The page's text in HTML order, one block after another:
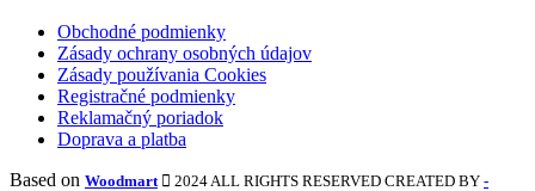
Obchodné podmienky
Zásady ochrany osobných údajov
Zásady používania Cookies
Registračné podmienky
Reklamačný poriadok
Doprava a platba
Based on Woodmart 2024 ALL RIGHTS RESERVED CREATED BY -